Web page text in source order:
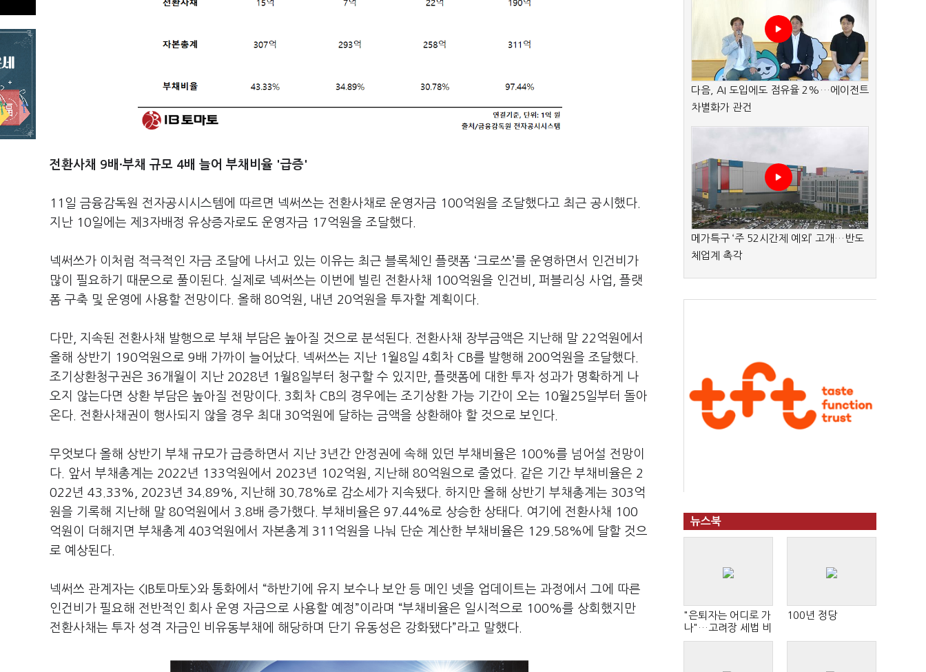
전환사채 9배·부채 규모 4배 늘어 부채비율 '급증'
11일 금융감독원 전자공시시스템에 따르면 넥써쓰는 전환사채로 운영자금 100억원을 조달했다고 최근 공시했다.
지난 10일에는 제3자배정 유상증자로도 운영자금 17억원을 조달했다.
넥써쓰가 이처럼 적극적인 자금 조달에 나서고 있는 이유는 최근 블록체인 플랫폼 ‘크로쓰’를 운영하면서 인건비가
많이 필요하기 때문으로 풀이된다. 실제로 넥써쓰는 이번에 빌린 전환사채 100억원을 인건비, 퍼블리싱 사업, 플랫
폼 구축 및 운영에 사용할 전망이다. 올해 80억원, 내년 20억원을 투자할 계획이다.
다만, 지속된 전환사채 발행으로 부채 부담은 높아질 것으로 분석된다. 전환사채 장부금액은 지난해 말 22억원에서
올해 상반기 190억원으로 9배 가까이 늘어났다. 넥써쓰는 지난 1월8일 4회차 CB를 발행해 200억원을 조달했다.
조기상환청구권은 36개월이 지난 2028년 1월8일부터 청구할 수 있지만, 플랫폼에 대한 투자 성과가 명확하게 나
오지 않는다면 상환 부담은 높아질 전망이다. 3회차 CB의 경우에는 조기상환 가능 기간이 오는 10월25일부터 돌아
온다. 전환사채권이 행사되지 않을 경우 최대 30억원에 달하는 금액을 상환해야 할 것으로 보인다.
무엇보다 올해 상반기 부채 규모가 급증하면서 지난 3년간 안정권에 속해 있던 부채비율은 100%를 넘어설 전망이
다. 앞서 부채총계는 2022년 133억원에서 2023년 102억원, 지난해 80억원으로 줄었다. 같은 기간 부채비율은 2
022년 43.33%, 2023년 34.89%, 지난해 30.78%로 감소세가 지속됐다. 하지만 올해 상반기 부채총계는 303억
원을 기록해 지난해 말 80억원에서 3.8배 증가했다. 부채비율은 97.44%로 상승한 상태다. 여기에 전환사채 100
억원이 더해지면 부채총계 403억원에서 자본총계 311억원을 나눠 단순 계산한 부채비율은 129.58%에 달할 것으
로 예상된다.
넥써쓰 관계자는 <IB토마토>와 통화에서 “하반기에 유지 보수나 보안 등 메인 넷을 업데이트는 과정에서 그에 따른
인건비가 필요해 전반적인 회사 운영 자금으로 사용할 예정”이라며 “부채비율은 일시적으로 100%를 상회했지만
전환사채는 투자 성격 자금인 비유동부채에 해당하며 단기 유동성은 강화됐다”라고 말했다.
다음, AI 도입에도 점유율 2%…에이전트
차별화가 관건
메가특구 ‘주 52시간제 예외’ 고개…반도
체업계 촉각
뉴스북
"은퇴자는 어디로 가
나"…고려장 세법 비
판 확산
100년 정당